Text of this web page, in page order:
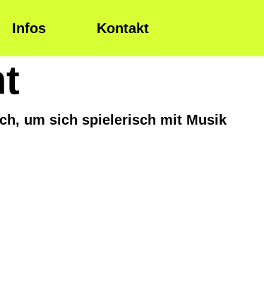
Infos Kontakt
um sich spielerisch mit Musik